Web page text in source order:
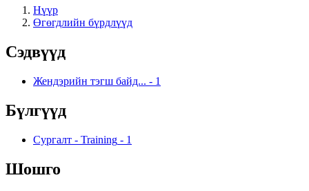
Нүүр
Өгөгдлийн бүрдлүүд
Сэдвүүд
Жендэрийн тэгш байд... - 1
Бүлгүүд
Сургалт - Training - 1
Шошго